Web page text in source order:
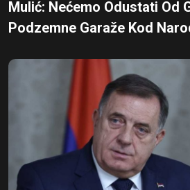
Mulić: Nećemo Odustati Od
Podzemne Garaže Kod